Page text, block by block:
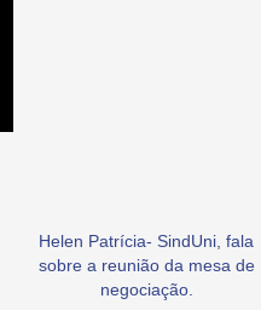
Helen Patrícia- SindUni, fala
sobre a reunião da mesa de
negociação.